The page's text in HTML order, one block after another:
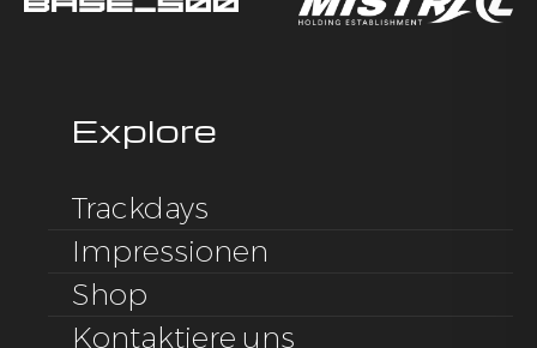
Explore
Trackdays
Impressionen
Shop
Kontaktiere uns